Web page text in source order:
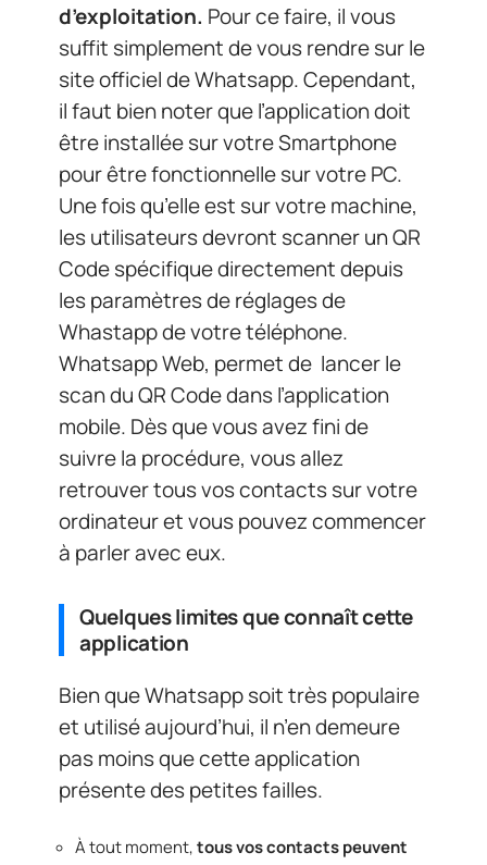
d’exploitation. Pour ce faire, il vous
suffit simplement de vous rendre sur le
site officiel de Whatsapp. Cependant,
il faut bien noter que l’application doit
être installée sur votre Smartphone
pour être fonctionnelle sur votre PC.
Une fois qu’elle est sur votre machine,
les utilisateurs devront scanner un QR
Code spécifique directement depuis
les paramètres de réglages de
Whastapp de votre téléphone.
Whatsapp Web, permet de lancer le
scan du QR Code dans l’application
mobile. Dès que vous avez fini de
suivre la procédure, vous allez
retrouver tous vos contacts sur votre
ordinateur et vous pouvez commencer
à parler avec eux.
Quelques limites que connaît cette
application
Bien que Whatsapp soit très populaire
et utilisé aujourd’hui, il n’en demeure
pas moins que cette application
présente des petites failles.
À tout moment,tous vos contacts peuvent